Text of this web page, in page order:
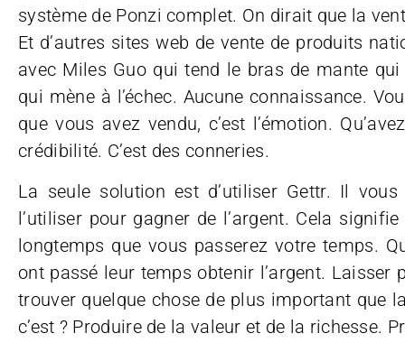
système de Ponzi complet. On dirait que la
Et d’autres sites web de vente de produits
avec Miles Guo qui tend le bras de mante
qui mène à l’échec. Aucune connaissance.
que vous avez vendu, c’est l’émotion.
crédibilité. C’est des conneries.
La seule solution est d’utiliser Gettr. Il
l’utiliser pour gagner de l’argent. Cela
longtemps que vous passerez votre temps.
ont passé leur temps obtenir l’argent. Laisser
trouver quelque chose de plus important que
c’est ? Produire de la valeur et de la richesse.